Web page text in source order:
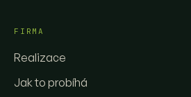
FIRMA
Realizace
Jak to probíhá